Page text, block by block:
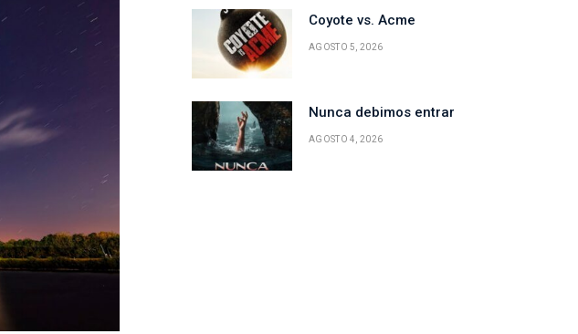
Coyote vs. Acme
AGOSTO 5, 2026
Nunca debimos entrar
AGOSTO 4, 2026